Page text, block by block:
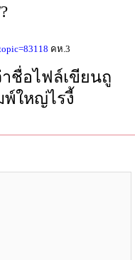
คห.3
ชื่อไฟล์เขียนถู
พ์ใหญ่ไรงี้